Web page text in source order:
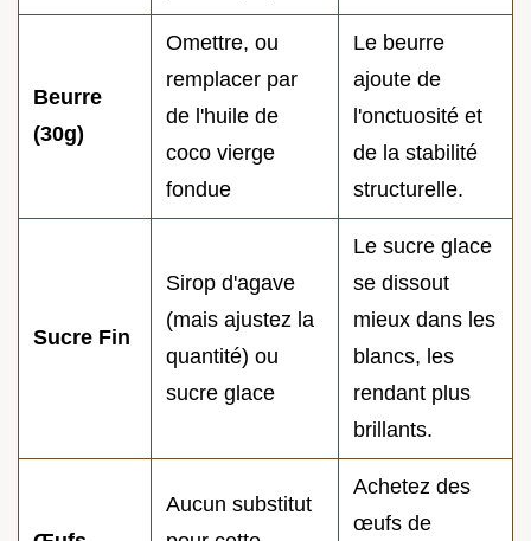
Beurre
(30g)
Omettre, ou
remplacer par
de l'huile de
coco vierge
fondue
Le beurre
ajoute de
l'onctuosité et
de la stabilité
structurelle.
Sucre Fin
Sirop d'agave
(mais ajustez la
quantité) ou
sucre glace
Le sucre glace
se dissout
mieux dans les
blancs, les
rendant plus
brillants.
Aucun substitut
Achetez des
œufs de